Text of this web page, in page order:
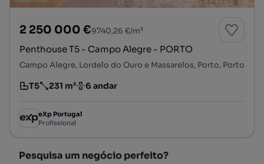
2 250 000 €9740,26 €/m²
Penthouse T5 - Campo Alegre - PORTO
Campo Alegre, Lordelo do Ouro e Massarelos, Porto, Porto
Tipologia
T5
Preço por metro quadrado
231 m²
Andar 6 andar
eXp Portugal
Profissional
Pesquisa um negócio perfeito?